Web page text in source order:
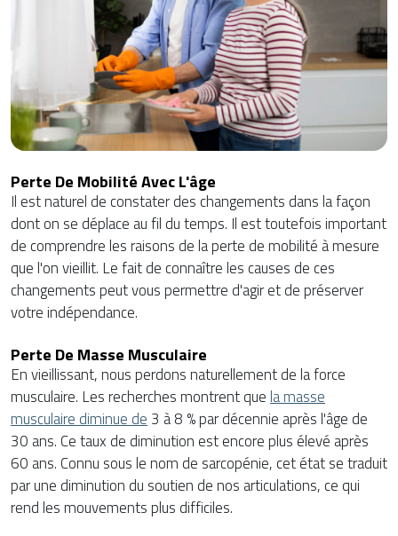
Perte De Mobilité Avec L'âge
Il est naturel de constater des changements dans la façon
dont on se déplace au fil du temps. Il est toutefois important
de comprendre les raisons de la perte de mobilité à mesure
que l'on vieillit. Le fait de connaître les causes de ces
changements peut vous permettre d'agir et de préserver
votre indépendance.
Perte De Masse Musculaire
En vieillissant, nous perdons naturellement de la force
musculaire. Les recherches montrent que la masse
musculaire diminue de 3 à 8 % par décennie après l'âge de
30 ans. Ce taux de diminution est encore plus élevé après
60 ans. Connu sous le nom de sarcopénie, cet état se traduit
par une diminution du soutien de nos articulations, ce qui
rend les mouvements plus difficiles.